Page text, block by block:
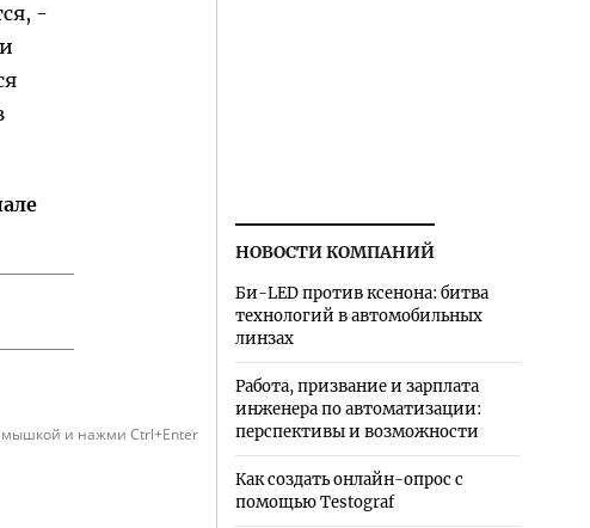
-
мышкой и нажми Ctrl+Enter
НОВОСТИ КОМПАНИЙ
Би-LED против ксенона: битва
технологий в автомобильных
линзах
Работа, призвание и зарплата
инженера по автоматизации:
перспективы и возможности
Как создать онлайн-опрос с
помощью Testograf